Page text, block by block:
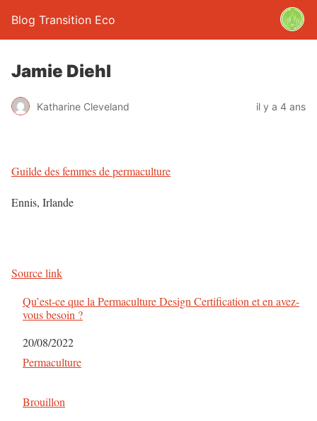
Blog Transition Eco
Jamie Diehl
Katharine Cleveland il y a 4 ans
Guilde des femmes de permaculture
Ennis, Irlande
Source link
Qu’est-ce que la Permaculture Design Certification et en avez-
vous besoin ?
Date
20/08/2022
Par rapport à
Permaculture
Brouillon